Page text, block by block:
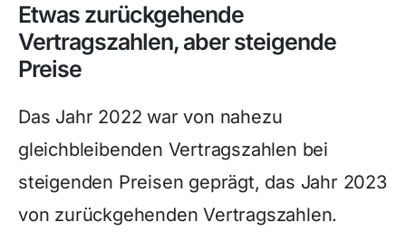
Etwas zurückgehende
Vertragszahlen, aber steigende
Preise
Das Jahr 2022 war von nahezu
gleichbleibenden Vertragszahlen bei
steigenden Preisen geprägt, das Jahr 2023
von zurückgehenden Vertragszahlen.